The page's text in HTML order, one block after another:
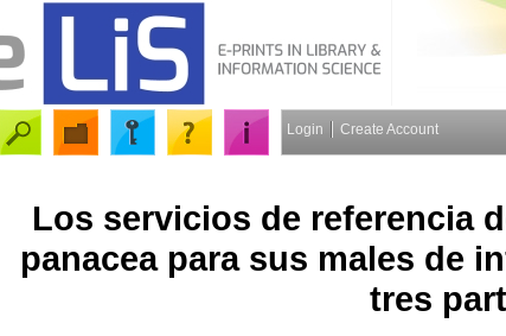
Login Create Account
Los servicios de referencia
panacea para sus males de
tres